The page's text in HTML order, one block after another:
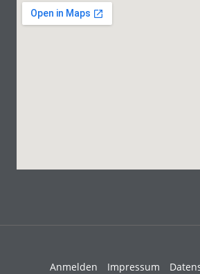
Anmelden Impressum